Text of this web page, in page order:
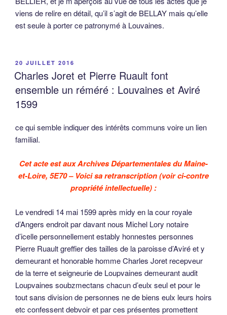
viens de relire en détail, qu’il s’agit de BELLAY mais qu’elle
est seule à porter ce patronymé à Louvaines.
PUBLIÉ
LE
20 JUILLET 2016
Charles Joret et Pierre Ruault font
ensemble un réméré : Louvaines et Aviré
1599
ce qui semble indiquer des intérêts communs voire un lien
familial.
Cet acte est aux Archives Départementales du Maine-
et-Loire, 5E70 – Voici sa retranscription (voir ci-contre
propriété intellectuelle) :
Le vendredi 14 mai 1599 après midy en la cour royale
d’Angers endroit par davant nous Michel Lory notaire
d’icelle personnellement estably honnestes personnes
Pierre Ruault greffier des tailles de la paroisse d’Aviré et y
demeurant et honorable homme Charles Joret recepveur
de la terre et seigneurie de Loupvaines demeurant audit
Loupvaines soubzmectans chacun d’eulx seul et pour le
tout sans division de personnes ne de biens eulx leurs hoirs
etc confessent debvoir et par ces présentes promettent